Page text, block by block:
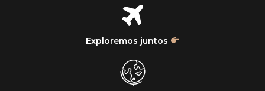
Exploremos juntos